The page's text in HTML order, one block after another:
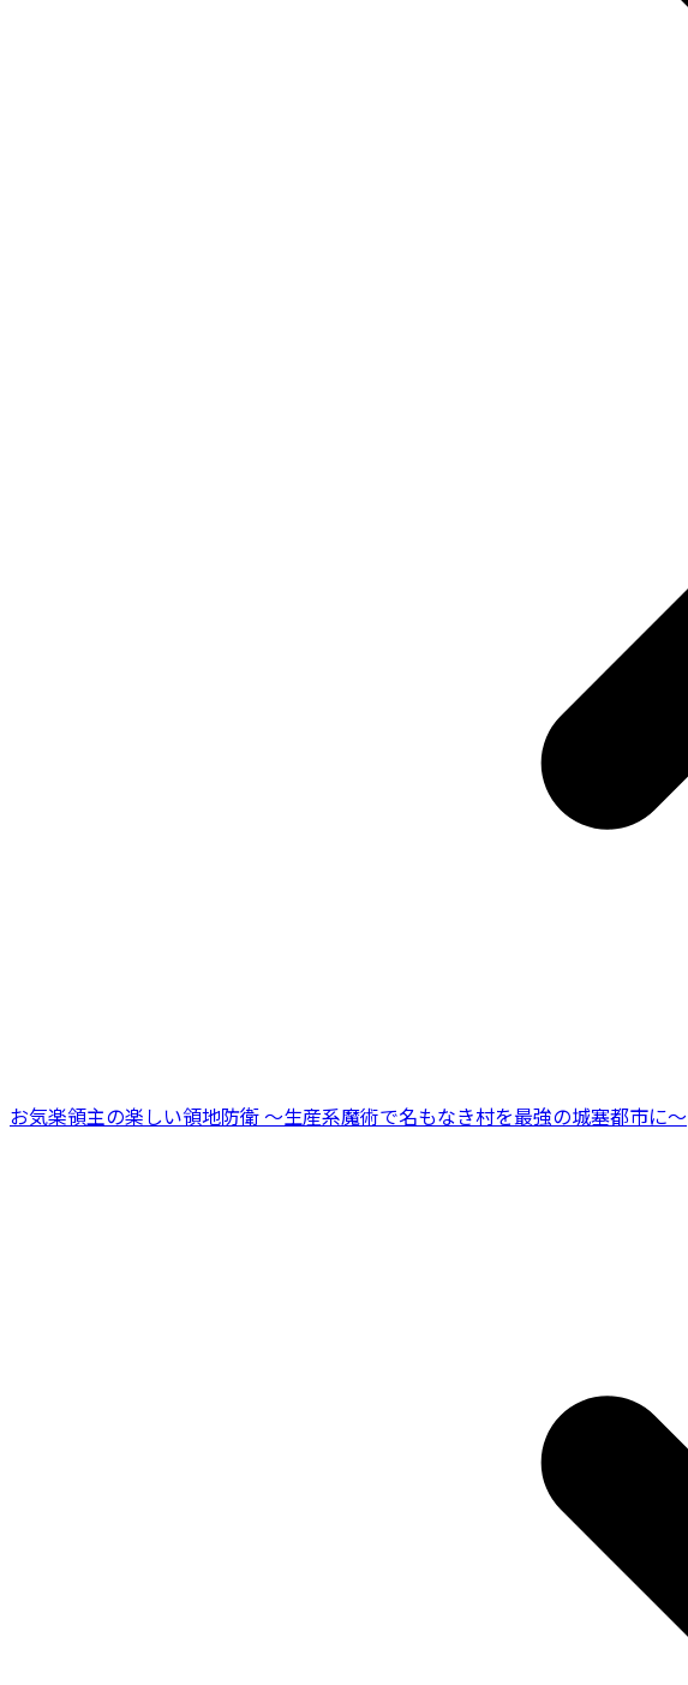
お気楽領主の楽しい領地防衛 ～生産系魔術で名もなき村を最強の城塞都市に～